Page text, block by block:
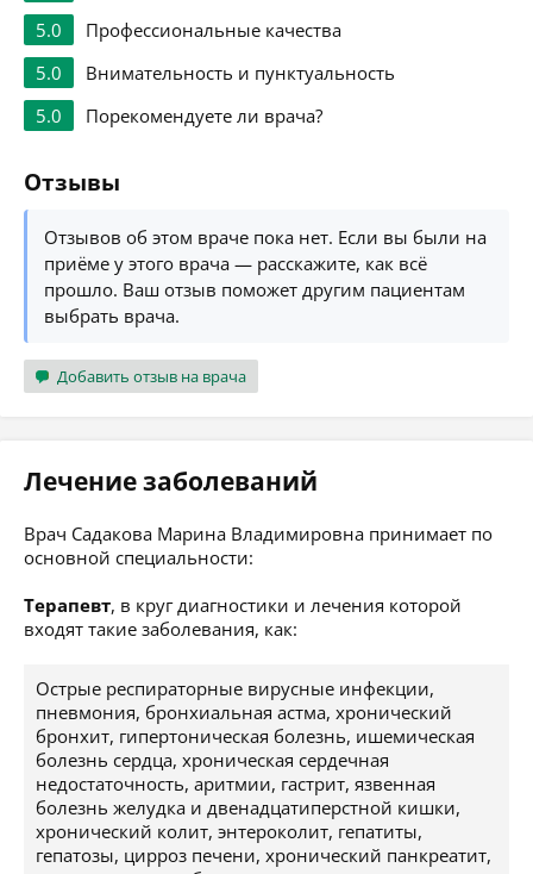
5.0
Профессиональные качества
5.0
Внимательность и пунктуальность
5.0
Порекомендуете ли врача?
Отзывы
Отзывов об этом враче пока нет. Если вы были на
приёме у этого врача — расскажите, как всё
прошло. Ваш отзыв поможет другим пациентам
выбрать врача.
Добавить отзыв на врача
Лечение заболеваний
Врач Садакова Марина Владимировна принимает по
основной специальности:
Терапевт, в круг диагностики и лечения которой
входят такие заболевания, как:
Острые респираторные вирусные инфекции,
пневмония, бронхиальная астма, хронический
бронхит, гипертоническая болезнь, ишемическая
болезнь сердца, хроническая сердечная
недостаточность, аритмии, гастрит, язвенная
болезнь желудка и двенадцатиперстной кишки,
хронический колит, энтероколит, гепатиты,
гепатозы, цирроз печени, хронический панкреатит,